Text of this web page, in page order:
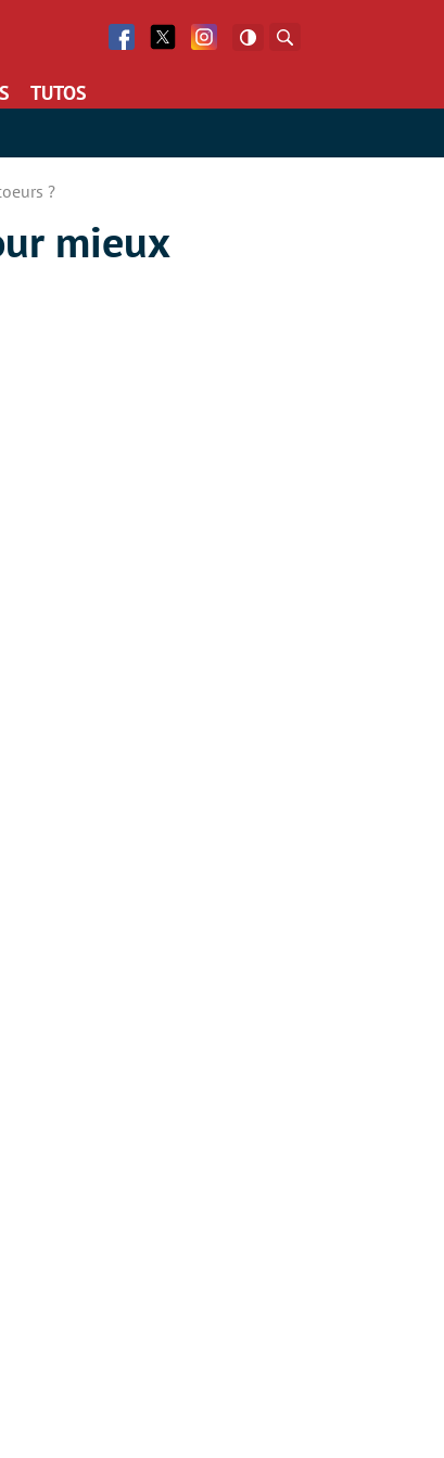
Facebook
Twitter Facebook
TUTOS
?
mieux